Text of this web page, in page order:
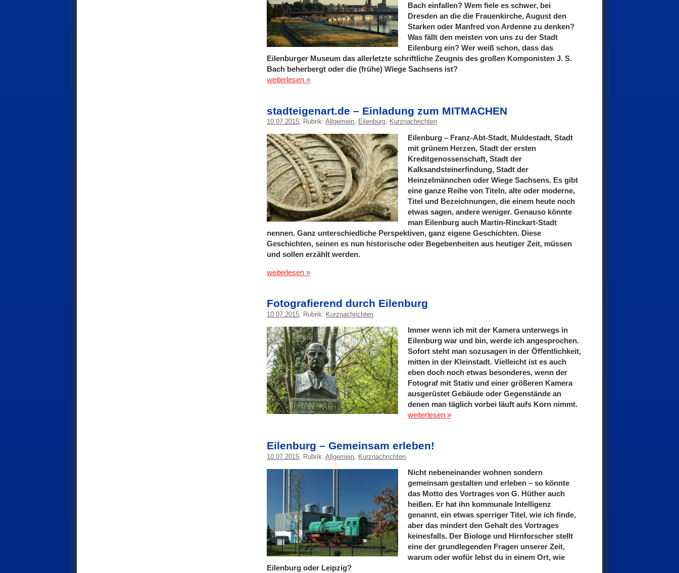
Bach einfallen? Wem fiele es schwer, bei
Dresden an die die Frauenkirche, August den
Starken oder Manfred von Ardenne zu denken?
Was fällt den meisten von uns zu der Stadt
Eilenburg ein? Wer weiß schon, dass das
Eilenburger Museum das allerletzte schriftliche Zeugnis des großen Komponisten J. S.
Bach beherbergt oder die (frühe) Wiege Sachsens ist?
weiterlesen »
stadteigenart.de – Einladung zum MITMACHEN
10.07.2015, Rubrik:Allgemein, Eilenburg, Kurznachrichten
Eilenburg – Franz-Abt-Stadt, Muldestadt, Stadt
mit grünem Herzen, Stadt der ersten
Kreditgenossenschaft, Stadt der
Kalksandsteinerfindung, Stadt der
Heinzelmännchen oder Wiege Sachsens. Es gibt
eine ganze Reihe von Titeln, alte oder moderne,
Titel und Bezeichnungen, die einem heute noch
etwas sagen, andere weniger. Genauso könnte
man Eilenburg auch Martin-Rinckart-Stadt
nennen. Ganz unterschiedliche Perspektiven, ganz eigene Geschichten. Diese
Geschichten, seinen es nun historische oder Begebenheiten aus heutiger Zeit, müssen
und sollen erzählt werden.
weiterlesen »
Fotografierend durch Eilenburg
10.07.2015 , Rubrik: Kurznachrichten
Immer wenn ich mit der Kamera unterwegs in
Eilenburg war und bin, werde ich angesprochen.
Sofort steht man sozusagen in der Öffentlichkeit,
mitten in der Kleinstadt. Vielleicht ist es auch
eben doch noch etwas besonderes, wenn der
Fotograf mit Stativ und einer größeren Kamera
ausgerüstet Gebäude oder Gegenstände an
denen man täglich vorbei läuft aufs Korn nimmt.
weiterlesen »
Eilenburg – Gemeinsam erleben!
10.07.2015 , Rubrik:Allgemein Kurznachrichten
Nicht nebeneinander wohnen sondern
gemeinsam gestalten und erleben – so könnte
das Motto des Vortrages von G. Hüther auch
heißen. Er hat ihn kommunale Intelligenz
genannt, ein etwas sperriger Titel, wie ich finde,
aber das mindert den Gehalt des Vortrages
keinesfalls. Der Biologe und Hirnforscher stellt
eine der grundlegenden Fragen unserer Zeit,
warum oder wofür lebst du in einem Ort, wie
Eilenburg oder Leipzig?